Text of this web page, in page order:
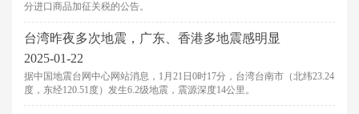
分进口商品加征关税的公告。
台湾昨夜多次地震，广东、香港多地震感明显
2025-01-22
据中国地震台网中心网站消息，1月21日0时17分，台湾台南市（北纬23.24
度，东经120.51度）发生6.2级地震，震源深度14公里。